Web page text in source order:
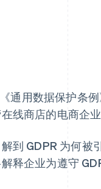
通用数据保护条
线商店的电商企
到 GDPR 为何被
释企业为遵守